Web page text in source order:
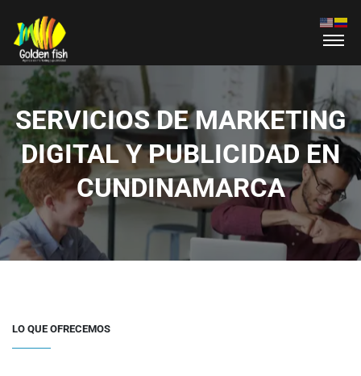
SERVICIOS DE MARKETING
DIGITAL Y PUBLICIDAD EN
CUNDINAMARCA
LO QUE OFRECEMOS